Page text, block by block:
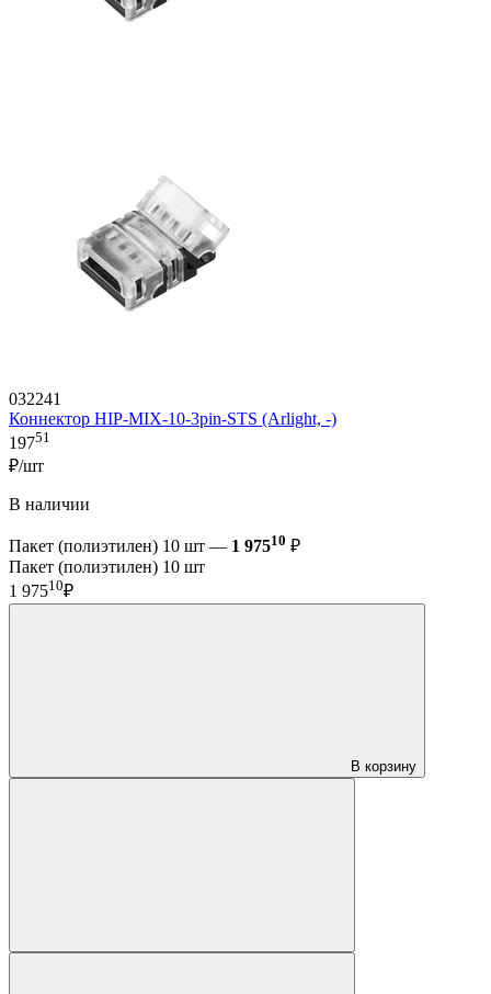
032241
Коннектор HIP-MIX-10-3pin-STS (Arlight, -)
19751
₽/шт
В наличии
Пакет (полиэтилен) 10 шт — 1 97510 ₽
Пакет (полиэтилен) 10 шт
1 97510₽
В корзину